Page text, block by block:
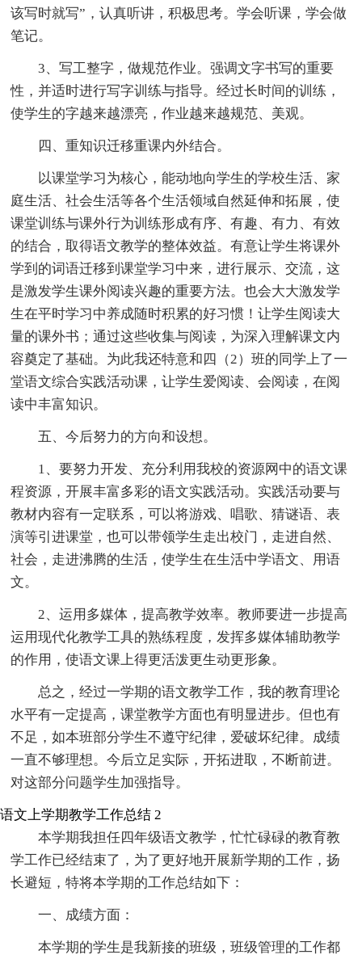
该写时就写”，认真听讲，积极思考。学会听课，学会做
笔记。
3、写工整字，做规范作业。强调文字书写的重要
性，并适时进行写字训练与指导。经过长时间的训练，
使学生的字越来越漂亮，作业越来越规范、美观。
四、重知识迁移重课内外结合。
以课堂学习为核心，能动地向学生的学校生活、家
庭生活、社会生活等各个生活领域自然延伸和拓展，使
课堂训练与课外行为训练形成有序、有趣、有力、有效
的结合，取得语文教学的整体效益。有意让学生将课外
学到的词语迁移到课堂学习中来，进行展示、交流，这
是激发学生课外阅读兴趣的重要方法。也会大大激发学
生在平时学习中养成随时积累的好习惯！让学生阅读大
量的课外书；通过这些收集与阅读，为深入理解课文内
容奠定了基础。为此我还特意和四（2）班的同学上了一
堂语文综合实践活动课，让学生爱阅读、会阅读，在阅
读中丰富知识。
五、今后努力的方向和设想。
1、要努力开发、充分利用我校的资源网中的语文课
程资源，开展丰富多彩的语文实践活动。实践活动要与
教材内容有一定联系，可以将游戏、唱歌、猜谜语、表
演等引进课堂，也可以带领学生走出校门，走进自然、
社会，走进沸腾的生活，使学生在生活中学语文、用语
文。
2、运用多媒体，提高教学效率。教师要进一步提高
运用现代化教学工具的熟练程度，发挥多媒体辅助教学
的作用，使语文课上得更活泼更生动更形象。
总之，经过一学期的语文教学工作，我的教育理论
水平有一定提高，课堂教学方面也有明显进步。但也有
不足，如本班部分学生不遵守纪律，爱破坏纪律。成绩
一直不够理想。今后立足实际，开拓进取，不断前进。
对这部分问题学生加强指导。
语文上学期教学工作总结 2
本学期我担任四年级语文教学，忙忙碌碌的教育教
学工作已经结束了，为了更好地开展新学期的工作，扬
长避短，特将本学期的工作总结如下：
一、成绩方面：
本学期的学生是我新接的班级，班级管理的工作都